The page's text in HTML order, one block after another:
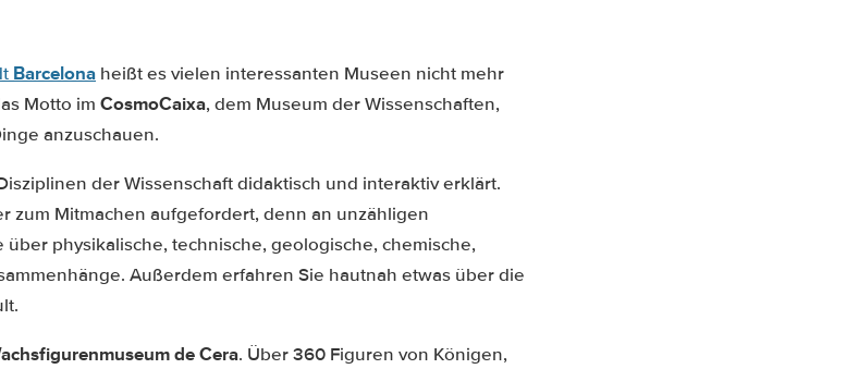
Barcelona heißt es vielen interessanten Museen nicht mehr
Motto im CosmoCaixa, dem Museum der Wissenschaften,
anzuschauen.
der Wissenschaft didaktisch und interaktiv erklärt.
zum Mitmachen aufgefordert, denn an unzähligen
physikalische, technische, geologische, chemische,
Außerdem erfahren Sie hautnah etwas über die
de Cera. Über 360 Figuren von Königen,